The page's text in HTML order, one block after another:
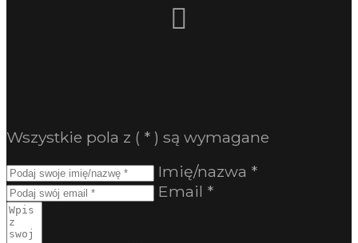
Wszystkie pola z ( * ) są wymagane
Imię/nazwa *
Email *